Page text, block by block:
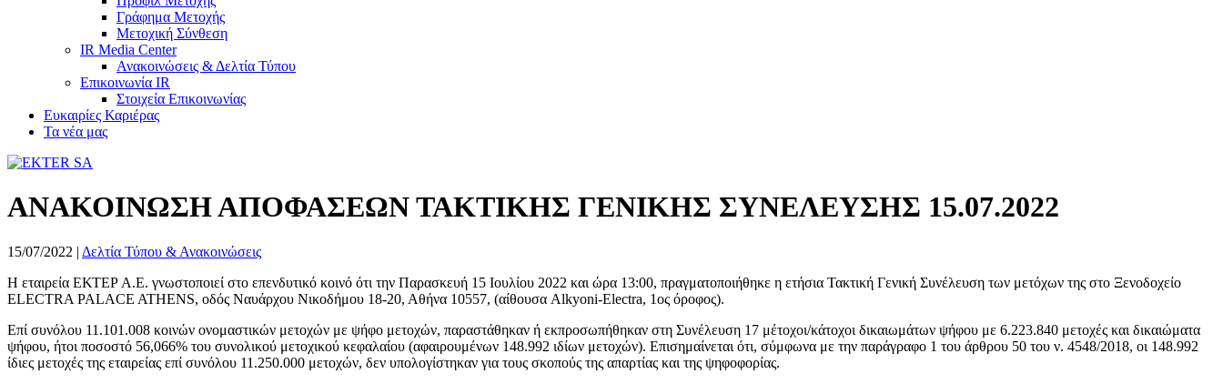
Γράφημα Μετοχής
Μετοχική Σύνθεση
IR Media Center
Ανακοινώσεις & Δελτία Τύπου
Επικοινωνία IR
Στοιχεία Επικοινωνίας
Ευκαιρίες Καριέρας
Τα νέα μας
ΑΝΑΚΟΙΝΩΣΗ ΑΠΟΦΑΣΕΩΝ ΤΑΚΤΙΚΗΣ ΓΕΝΙΚΗΣ ΣΥΝΕΛΕΥΣΗΣ 15.07.2022
15/07/2022 | Δελτία Τύπου & Ανακοινώσεις
Η εταιρεία ΕΚΤΕΡ Α.Ε. γνωστοποιεί στο επενδυτικό κοινό ότι την Παρασκευή 15 Ιουλίου 2022 και ώρα 13:00, πραγματοποιήθηκε η ετήσια Τακτική Γενική Συνέλευση των μετόχων της στο Ξενοδοχείο
ELECTRA PALACE ATHENS, οδός Ναυάρχου Νικοδήμου 18-20, Αθήνα 10557, (αίθουσα Alkyoni-Electra, 1ος όροφος).
Επί συνόλου 11.101.008 κοινών ονομαστικών μετοχών με ψήφο μετοχών, παραστάθηκαν ή εκπροσωπήθηκαν στη Συνέλευση 17 μέτοχοι/κάτοχοι δικαιωμάτων ψήφου με 6.223.840 μετοχές και δικαιώματα
ψήφου, ήτοι ποσοστό 56,066% του συνολικού μετοχικού κεφαλαίου (αφαιρουμένων 148.992 ιδίων μετοχών). Επισημαίνεται ότι, σύμφωνα με την παράγραφο 1 του άρθρου 50 του ν. 4548/2018, οι 148.992
ίδιες μετοχές της εταιρείας επί συνόλου 11.250.000 μετοχών, δεν υπολογίστηκαν για τους σκοπούς της απαρτίας και της ψηφοφορίας.